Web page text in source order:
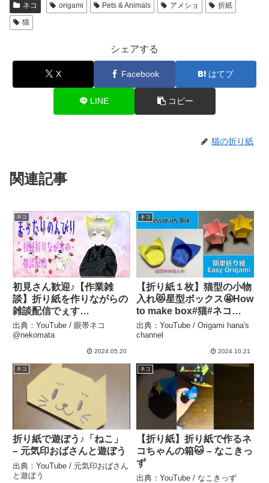
ネコ origami Pets & Animals アメショ
折紙
猫
シェアする
X Facebook はてブ
LINE コピー
猫の折り紙
関連記事
ネコ
初見さん歓迎♪【作業雑
談】折り紙を作りながらの
雑談配信でぇす
#6【Vtuber】 – 眼帯ネコ
@nekomata
出典：YouTube / 眼帯ネコ
@nekomata
2024.05.20
ネコ
【折り紙１枚】猫型の小物
入れ😻星型ボックス🤩How
to make box#猫#ネコ
#cat#बिल्ली#ボックス#箱#
小物入れ#box#盒子#박스#
Origami hana’s channel
出典：YouTube / Origami hana's
channel
2024.10.21
ネコ
折り紙で遊ぼう♪「ねこ」
– 元気印おばさんと遊ぼう
出典：YouTube / 元気印おばさん
と遊ぼう
ネコ
【折り紙】折り紙で作るネ
コちゃんの箱🐱 – なこきっ
ず
出典：YouTube / なこきっず